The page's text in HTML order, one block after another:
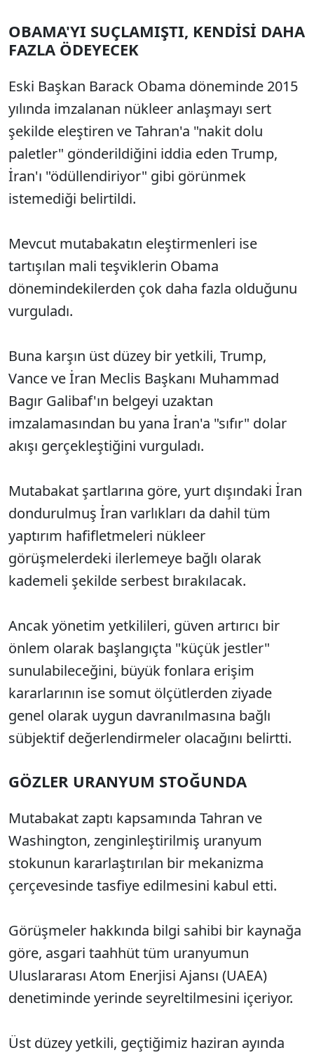
OBAMA'YI SUÇLAMIŞTI, KENDİSİ DAHA
FAZLA ÖDEYECEK
Eski Başkan Barack Obama döneminde 2015
yılında imzalanan nükleer anlaşmayı sert
şekilde eleştiren ve Tahran'a "nakit dolu
paletler" gönderildiğini iddia eden Trump,
İran'ı "ödüllendiriyor" gibi görünmek
istemediği belirtildi.
Mevcut mutabakatın eleştirmenleri ise
tartışılan mali teşviklerin Obama
dönemindekilerden çok daha fazla olduğunu
vurguladı.
Buna karşın üst düzey bir yetkili, Trump,
Vance ve İran Meclis Başkanı Muhammad
Bagır Galibaf'ın belgeyi uzaktan
imzalamasından bu yana İran'a "sıfır" dolar
akışı gerçekleştiğini vurguladı.
Mutabakat şartlarına göre, yurt dışındaki İran
dondurulmuş İran varlıkları da dahil tüm
yaptırım hafifletmeleri nükleer
görüşmelerdeki ilerlemeye bağlı olarak
kademeli şekilde serbest bırakılacak.
Ancak yönetim yetkilileri, güven artırıcı bir
önlem olarak başlangıçta "küçük jestler"
sunulabileceğini, büyük fonlara erişim
kararlarının ise somut ölçütlerden ziyade
genel olarak uygun davranılmasına bağlı
sübjektif değerlendirmeler olacağını belirtti.
GÖZLER URANYUM STOĞUNDA
Mutabakat zaptı kapsamında Tahran ve
Washington, zenginleştirilmiş uranyum
stokunun kararlaştırılan bir mekanizma
çerçevesinde tasfiye edilmesini kabul etti.
Görüşmeler hakkında bilgi sahibi bir kaynağa
göre, asgari taahhüt tüm uranyumun
Uluslararası Atom Enerjisi Ajansı (UAEA)
denetiminde yerinde seyreltilmesini içeriyor.
Üst düzey yetkili, geçtiğimiz haziran ayında